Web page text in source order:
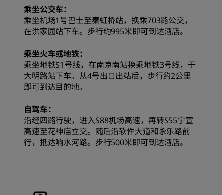
乘坐公交车：
乘坐机场1号巴士至秦虹桥站，换乘703路公交，
在洪家园站下车。步行约995米即可到达酒店。
乘坐火车或地铁：
乘坐地铁S1号线，在南京南站换乘地铁3号线，于
大明路站下车。从4号出口出站后，步行约2公里
即可到达目的地。
自驾车：
沿经四路行驶，进入S88机场高速，再转S55宁宣
高速至花神庙立交。随后沿软件大道和永乐路前
行，抵达响水河路。步行500米即可到达酒店。